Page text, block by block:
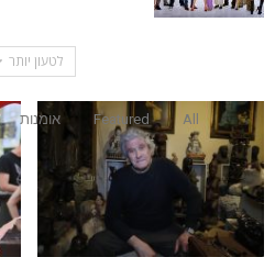
לטעון יותר
All
Featured אומנות